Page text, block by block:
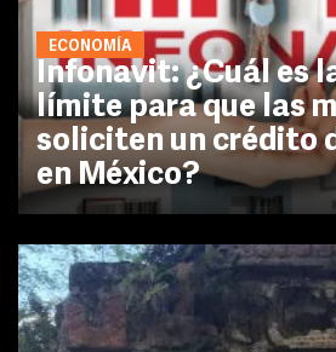
ECONOMÍA
Infonavit: ¿Cuál es
límite para que las
soliciten un crédito
en México?